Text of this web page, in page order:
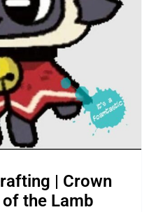
| Crown
the Lamb